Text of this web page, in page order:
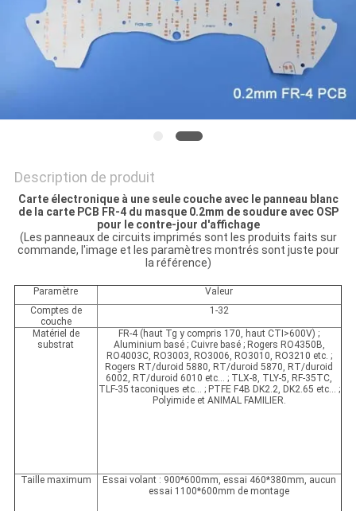
SITE
POLITIQUE
CONFIDENTIALITÉ
Description de produit
Carte électronique à une seule couche avec le panneau blanc
de la carte PCB FR-4 du masque 0.2mm de soudure avec OSP
pour le contre-jour d'affichage
(Les panneaux de circuits imprimés sont les produits faits sur
commande, l'image et les paramètres montrés sont juste pour
la référence)
Paramètre
Valeur
Comptes de
couche
1-32
Matériel de
substrat
FR-4 (haut Tg y compris 170, haut CTI>600V) ;
Aluminium basé ; Cuivre basé ; Rogers RO4350B,
RO4003C, RO3003, RO3006, RO3010, RO3210 etc. ;
Rogers RT/duroid 5880, RT/duroid 5870, RT/duroid
6002, RT/duroid 6010 etc… ; TLX-8, TLY-5, RF-35TC,
TLF-35 taconiques etc… ; PTFE F4B DK2.2, DK2.65 etc… ;
Polyimide et ANIMAL FAMILIER.
Taille maximum
Essai volant : 900*600mm, essai 460*380mm, aucun
essai 1100*600mm de montage